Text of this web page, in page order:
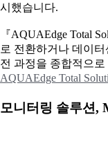
시했습니다.
『AQUAEdge Total
로 전환하거나 데이
전 과정을 종합적으
AQUAEdge Total
모니터링 솔루션,